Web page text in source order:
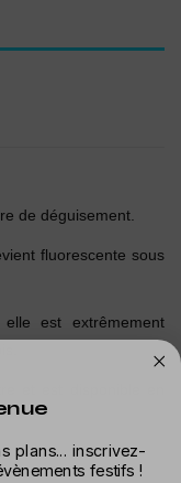
de déguisement.
fluorescente sous
est extrêmement
plans... inscrivez-
festifs !